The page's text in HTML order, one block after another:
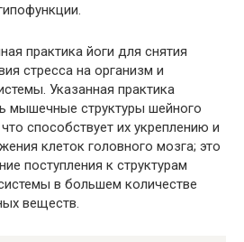
практика йоги для снятия
стресса на организм и
Указанная практика
мышечные структуры шейного
способствует их укреплению и
клеток головного мозга; это
поступления к структурам
в большем количестве
веществ.